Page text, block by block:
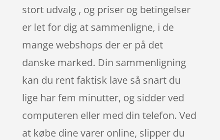
stort udvalg , og priser og betingelser
er let for dig at sammenligne, i de
mange webshops der er på det
danske marked. Din sammenligning
kan du rent faktisk lave så snart du
lige har fem minutter, og sidder ved
computeren eller med din telefon. Ved
at købe dine varer online, slipper du